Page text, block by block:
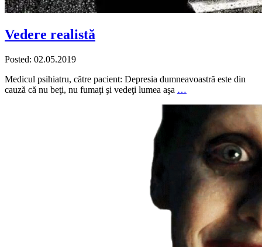
Vedere realistă
Posted: 02.05.2019
Medicul psihiatru, către pacient: Depresia dumneavoastră este din
cauză că nu beţi, nu fumaţi şi vedeţi lumea aşa …